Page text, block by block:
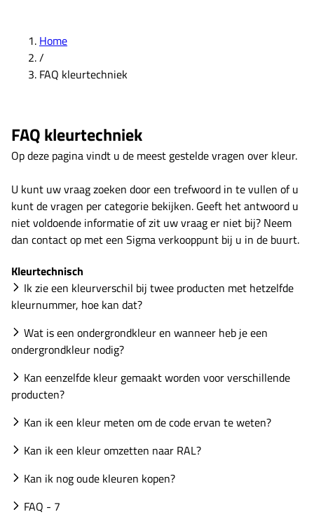
Home
/
FAQ kleurtechniek
FAQ kleurtechniek
Op deze pagina vindt u de meest gestelde vragen over kleur.
U kunt uw vraag zoeken door een trefwoord in te vullen of u
kunt de vragen per categorie bekijken. Geeft het antwoord u
niet voldoende informatie of zit uw vraag er niet bij? Neem
dan contact op met een Sigma verkooppunt bij u in de buurt.
Kleurtechnisch
Ik zie een kleurverschil bij twee producten met hetzelfde
kleurnummer, hoe kan dat?
Wat is een ondergrondkleur en wanneer heb je een
ondergrondkleur nodig?
Kan eenzelfde kleur gemaakt worden voor verschillende
producten?
Kan ik een kleur meten om de code ervan te weten?
Kan ik een kleur omzetten naar RAL?
Kan ik nog oude kleuren kopen?
FAQ - 7